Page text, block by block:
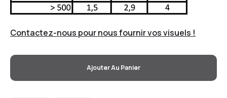
Contactez-nous pour nous fournir vos visuels !
Ajouter Au Panier